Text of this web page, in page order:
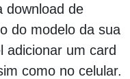
download de
do modelo da sua
adicionar um card
como no celular.